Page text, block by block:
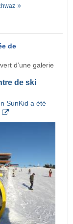
de
d’une galerie
de ski
SunKid a été